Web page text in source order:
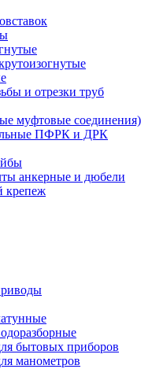
и отрезки труб
муфтовые соединения)
ПФРК и ДРК
анкерные и дюбели
крепеж
бытовых приборов
манометров